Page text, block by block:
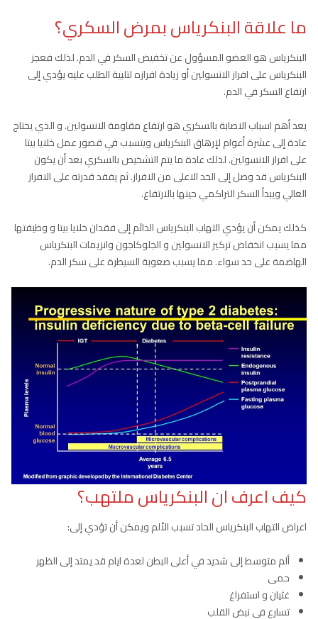
ما علاقة البنكرياس بمرض السكري؟
البنكرياس هو العضو المسؤول عن تخفيض السكر في الدم. لذلك فعجز
البنكرياس على افراز الانسولين أو زيادة افرازه لتلبية الطلب عليه يؤدي إلى
ارتفاع السكر في الدم.
يعد أهم اسباب الاصابة بالسكري هو ارتفاع مقاومة الانسولين. و الذي يحتاج
عادة إلى عشرة أعوام لإرهاق البنكرياس ويتسبب في قصور عمل خلايا بيتا
على افراز الانسولين. لذلك عادة ما يتم التشخيص بالسكري بعد أن يكون
البنكرياس قد وصل إلى الحد الاعلى من الافراز. ثم يفقد قدرته على الافراز
العالي ويبدأ السكر التراكمي حينها بالارتفاع.
كذلك يمكن أن يؤدي التهاب البنكرياس الدائم إلى فقدان خلايا بيتا و وظيفتها
مما يسبب انخفاض تركيز الانسولين و الجلوكاجون وانزيمات البنكرياس
الهاضمة على حد سواء. مما يسبب صعوبة السيطرة على سكر الدم.
كيف اعرف ان البنكرياس ملتهب؟
اعراض التهاب البنكرياس الحاد تسبب الألم ويمكن أن تؤدي إلى:
ألم متوسط إلى شديد في أعلى البطن لعدة ايام قد يمتد إلى الظهر
حمى
غثيان و استفراغ
تسارع في نبض القلب